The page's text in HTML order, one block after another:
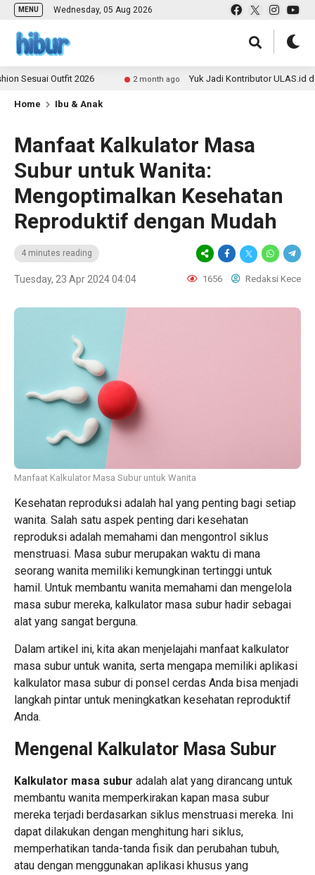
MENU Wednesday, 05 Aug 2026
Outfit 2026 2 month ago Yuk Jadi Kontributor ULAS.id dan
Home Ibu & Anak
Manfaat Kalkulator Masa
Subur untuk Wanita:
Mengoptimalkan Kesehatan
Reproduktif dengan Mudah
4 minutes reading
Tuesday, 23 Apr 2024 04:04 1656 Redaksi Kece
Manfaat Kalkulator Masa Subur untuk Wanita
Kesehatan reproduksi adalah hal yang penting bagi setiap
wanita. Salah satu aspek penting dari kesehatan
reproduksi adalah memahami dan mengontrol siklus
menstruasi. Masa subur merupakan waktu di mana
seorang wanita memiliki kemungkinan tertinggi untuk
hamil. Untuk membantu wanita memahami dan mengelola
masa subur mereka, kalkulator masa subur hadir sebagai
alat yang sangat berguna.
Dalam artikel ini, kita akan menjelajahi manfaat kalkulator
masa subur untuk wanita, serta mengapa memiliki aplikasi
kalkulator masa subur di ponsel cerdas Anda bisa menjadi
langkah pintar untuk meningkatkan kesehatan reproduktif
Anda.
Mengenal Kalkulator Masa Subur
Kalkulator masa subur adalah alat yang dirancang untuk
membantu wanita memperkirakan kapan masa subur
mereka terjadi berdasarkan siklus menstruasi mereka. Ini
dapat dilakukan dengan menghitung hari siklus,
memperhatikan tanda-tanda fisik dan perubahan tubuh,
atau dengan menggunakan aplikasi khusus yang